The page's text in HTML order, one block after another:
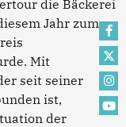
die Bäckerei
Jahr zum
Mit
seit seiner
ist,
der